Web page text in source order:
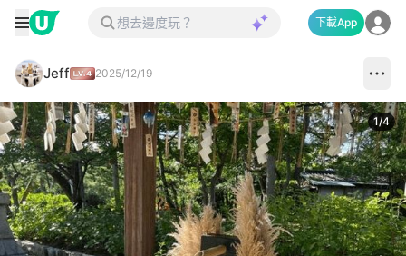
下載App
Jeff 2025/12/19
1/4